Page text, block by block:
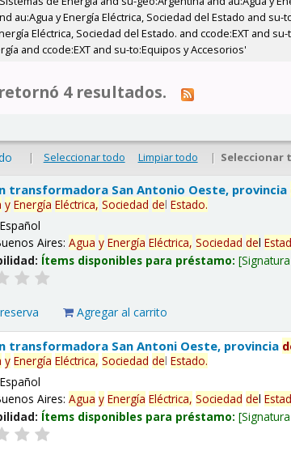
au:Agua y Energía Eléctrica, Sociedad del Estado and
Eléctrica, Sociedad del Estado. and ccode:EXT and
and ccode:EXT and su-to:Equipos y Accesorios'
4 resultados.
| Seleccionar todo Limpiar todo | Seleccionar
transformadora San Antonio Oeste, provincia
y Energía Eléctrica, Sociedad delEstado.
Español
Aires:Agua y Energía Eléctrica, Sociedad del
Ítems disponibles para préstamo:
Agregar al carrito
transformadora San Antoni Oeste, provincia
y Energía Eléctrica, Sociedad delEstado.
Español
Aires:Agua y Energía Eléctrica, Sociedad del
Ítems disponibles para préstamo: